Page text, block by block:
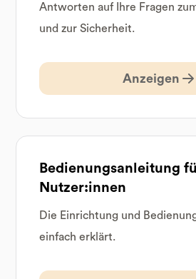
Antworten auf Ihre Fragen
und zur Sicherheit.
Anzeigen
Bedienungsanleitung
Nutzer:innen
Die Einrichtung und
einfach erklärt.